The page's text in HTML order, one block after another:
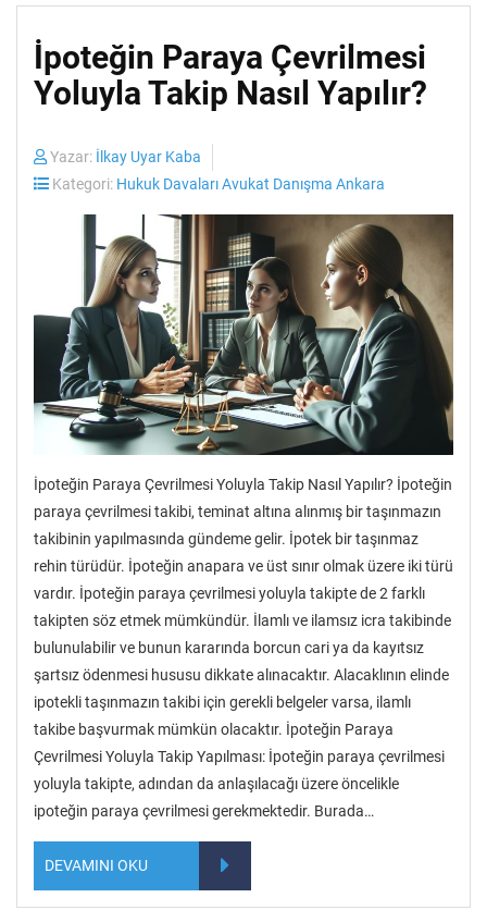
İpoteğin Paraya Çevrilmesi
Yoluyla Takip Nasıl Yapılır?
Yazar: İlkay Uyar Kaba
Kategori: Hukuk Davaları Avukat Danışma Ankara
İpoteğin Paraya Çevrilmesi Yoluyla Takip Nasıl Yapılır? İpoteğin
paraya çevrilmesi takibi, teminat altına alınmış bir taşınmazın
takibinin yapılmasında gündeme gelir. İpotek bir taşınmaz
rehin türüdür. İpoteğin anapara ve üst sınır olmak üzere iki türü
vardır. İpoteğin paraya çevrilmesi yoluyla takipte de 2 farklı
takipten söz etmek mümkündür. İlamlı ve ilamsız icra takibinde
bulunulabilir ve bunun kararında borcun cari ya da kayıtsız
şartsız ödenmesi hususu dikkate alınacaktır. Alacaklının elinde
ipotekli taşınmazın takibi için gerekli belgeler varsa, ilamlı
takibe başvurmak mümkün olacaktır. İpoteğin Paraya
Çevrilmesi Yoluyla Takip Yapılması: İpoteğin paraya çevrilmesi
yoluyla takipte, adından da anlaşılacağı üzere öncelikle
ipoteğin paraya çevrilmesi gerekmektedir. Burada…
DEVAMINI OKU